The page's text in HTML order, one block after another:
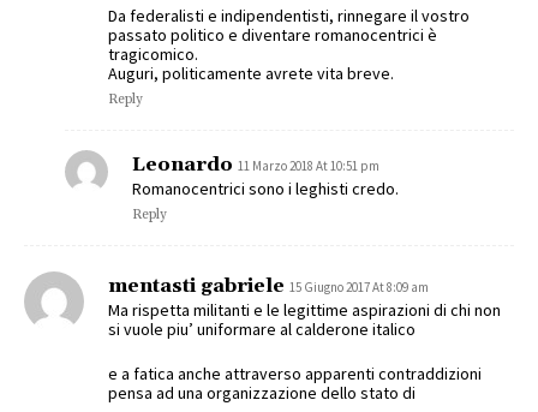
Da federalisti e indipendentisti, rinnegare il vostro
passato politico e diventare romanocentrici è
tragicomico.
Auguri, politicamente avrete vita breve.
Reply
Leonardo 11 Marzo 2018 At 10:51 pm
Romanocentrici sono i leghisti credo.
Reply
mentasti gabriele 15 Giugno 2017 At 8:09 am
Ma rispetta militanti e le legittime aspirazioni di chi non
si vuole piu’ uniformare al calderone italico
e a fatica anche attraverso apparenti contraddizioni
pensa ad una organizzazione dello stato di